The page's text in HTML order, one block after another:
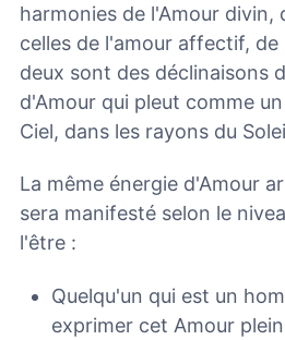
harmonies de l'Amour divin,
celles de l'amour affectif, de
deux sont des déclinaisons
d'Amour qui pleut comme
Ciel, dans les rayons du
La même énergie d'Amour
sera manifesté selon le
l'être :
Quelqu'un qui est un
exprimer cet Amour